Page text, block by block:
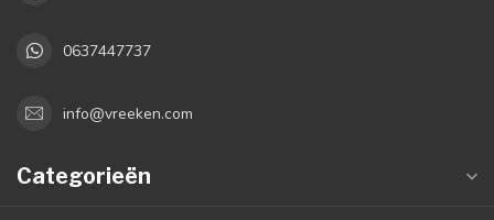
0637447737
info@vreeken.com
Categorieën